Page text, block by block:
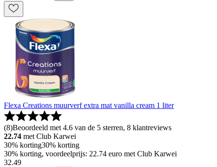
Flexa Creations muurverf extra mat vanilla cream 1 liter
(8)Beoordeeld met 4.6 van de 5 sterren, 8 klantreviews
22.74 met Club Karwei
30% korting30% korting
30% korting, voordeelprijs: 22.74 euro met Club Karwei
32.49